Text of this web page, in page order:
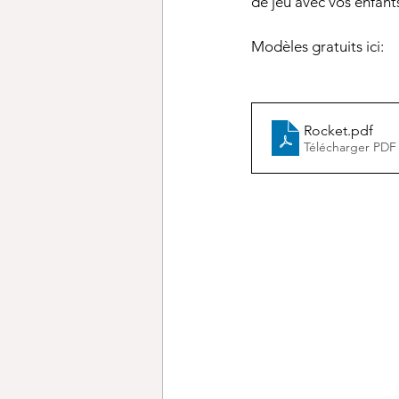
Modèles gratuits ici:
Rocket.pdf
Télécharger PDF